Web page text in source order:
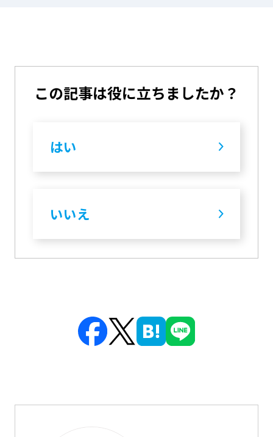
この記事は役に立ちましたか？
はい
いいえ